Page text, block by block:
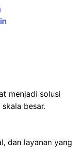
menjadi solusi
besar.
dan layanan yang